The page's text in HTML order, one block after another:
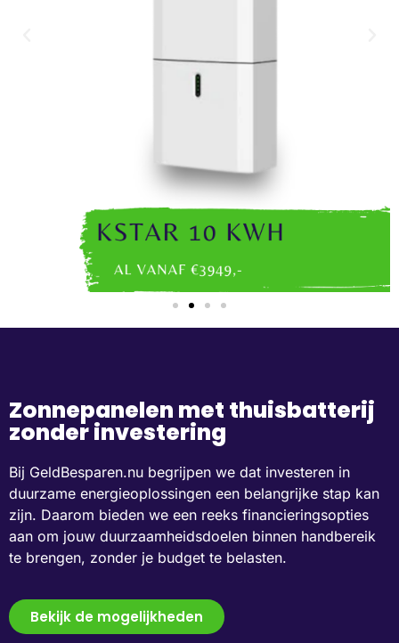
Zonnepanelen met thuisbatterij
zonder investering
Bij GeldBesparen.nu begrijpen we dat investeren in
duurzame energieoplossingen een belangrijke stap kan
zijn. Daarom bieden we een reeks financieringsopties
aan om jouw duurzaamheidsdoelen binnen handbereik
te brengen, zonder je budget te belasten.
Bekijk de mogelijkheden